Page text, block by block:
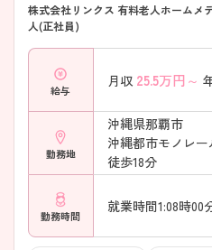
株式会社リンクス 有料老人ホームメ
人(正社員)
給与
月収 25.5万円～
勤務地
沖縄県那覇市
沖縄都市モノレー
徒歩18分
勤務時間
就業時間1:08時00